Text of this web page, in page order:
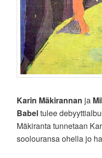
Karin Mäkirannan ja
Babeltulee
Mäkiranta tunnetaan
soolouransa ohella jo